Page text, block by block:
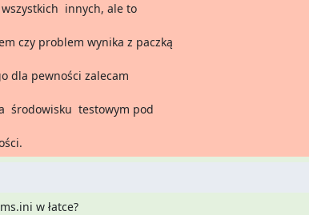
w łatce?